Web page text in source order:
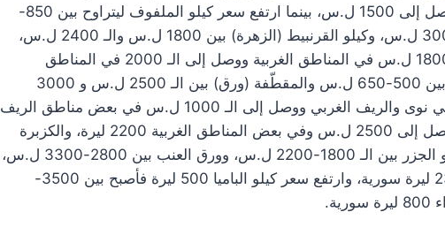
ل.س وفي بعض المناطق الشرقية ارتفع ليصل إلى 1500 ل.س، بينما ارتفع سعر كيلو الملفوف ليتراوح بين 850-
2000 ل.س والفاصوليا الخضراء 2200-3000 ل.س، وكيلو القرنبيط (الزهرة) بين 1800 ل.س والـ 2400 ل.س،
وكذلك ارتفع سعر كيلو الخيار فكان بين الـ 1800 ل.س في المناطق الغربية ووصل إلى الـ 2000 في المناطق
الشرقية، وكان سعر كيلو الملوخية (عيدان) بين 500-650 ل.س والمقطّفة (ورق) بين الـ 2500 ل.س و 3000
ل.س، والخس بلغ سعر الكيلو 650 ل.س في نوى والريف الغربي ووصل إلى الـ 1000 ل.س في بعض مناطق الريف
الشرقي، بينما ارتفع سعر كيلو البقدونس ليصل إلى 2500 ل.س وفي بعض المناطق الغربية 2200 ليرة، والكزبرة
بين الـ 1200 – 1500 ل.س، وكان سعر كيلو الجزر بين الـ 1800-2200 ل.س، وورق العنب بين 2800-3300 ل.س،
وتراوح سعر كيلو اللوبيا بين 1800 والـ 2300 ليرة سورية، وارتفع سعر كيلو الباميا 500 ليرة فأصبح بين 3500-